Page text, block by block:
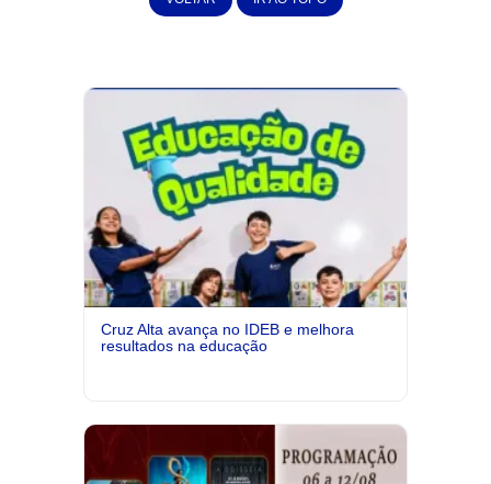
Cruz Alta avança no IDEB e melhora
resultados na educação